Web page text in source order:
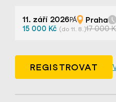
11. září 2026 PÁ Praha
15 000 Kč (do 11. 8.)17 000
REGISTROVAT